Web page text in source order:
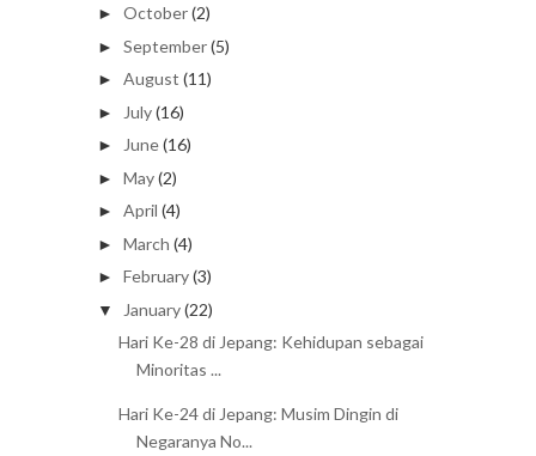
► October(2)
► September(5)
► August (11)
► July(16)
► June(16)
► May(2)
► April (4)
► March (4)
► February(3)
▼ January(22)
Hari Ke-28 di Jepang: Kehidupan sebagai
Minoritas ...
Hari Ke-24 di Jepang: Musim Dingin di
Negaranya No...